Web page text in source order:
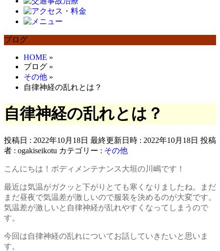
ブログ
HOME »
ブログ »
その他 »
自律神経の乱れとは？
自律神経の乱れとは？
投稿日 : 2022年10月18日 最終更新日時 : 2022年10月18日 投稿
者 : ogakiseikotu カテゴリー : その他
こんにちは！ボディメンテナンス大垣の川嶋です！
最近は気温がガクッと下がりとても寒くなりましたね。まだ
まだ昼夜で気温差が激しいので服装を決めるのが大変です。
気温差が激しいと自律神経が乱れやすくなってしまうので
す。
今回は自律神経の乱れについてお話していきたいと思いま
す。